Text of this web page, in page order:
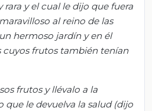
rara y el cual le dijo que fuera
al reino de las
hermoso jardín y en él
cuyos frutos también tenían
frutos y llévalo a la
que le devuelva la salud (dijo